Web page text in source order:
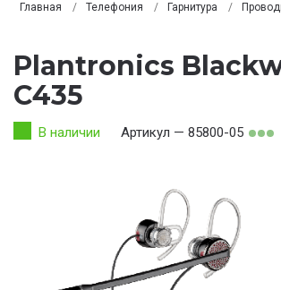
Главная Телефония Гарнитура
Plantronics
C435
В наличии Артикул — 85800-05